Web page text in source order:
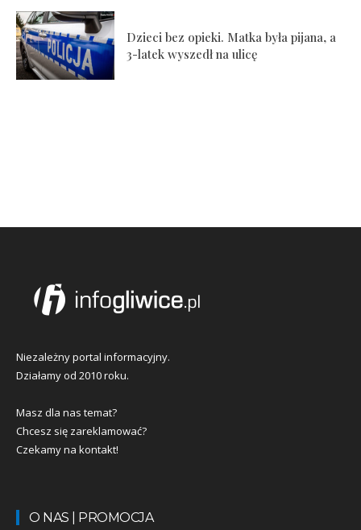
Dzieci bez opieki. Matka była pijana, a
3-latek wyszedł na ulicę
Niezależny portal informacyjny.
Działamy od 2010 roku.
Masz dla nas temat?
Chcesz się zareklamować?
Czekamy na kontakt!
O NAS | PROMOCJA